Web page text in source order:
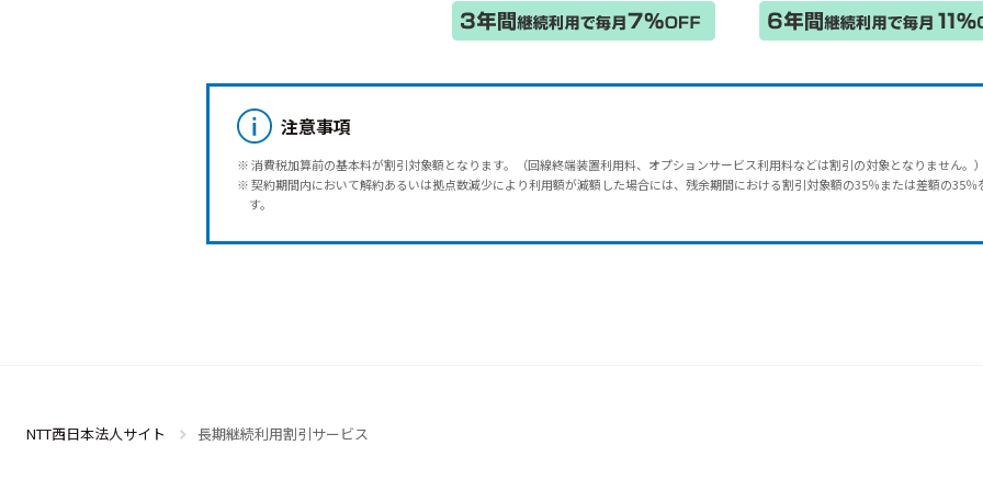
注意事項
※ 消費税加算前の基本料が割引対象額となります。（回線終端装置利用料、オプションサービス利用料などは割引の対象となりません。）
※ 契約期間内において解約あるいは拠点数減少により利用額が減額した場合には、残余期間における割引対象額の35％または差額の35
す。
NTT西日本法人サイト 長期継続利用割引サービス